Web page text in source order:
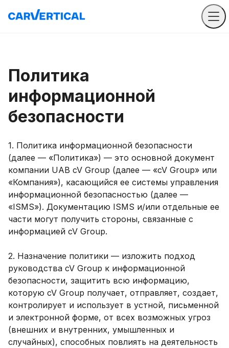
Политика
информационной
безопасности
1. Политика информационной безопасности
(далее — «Политика») — это основной документ
компании UAB cV Group (далее — «cV Group» или
«Компания»), касающийся ее системы управления
информационной безопасностью (далее —
«ISMS»). Документацию ISMS и/или отдельные ее
части могут получить стороны, связанные с
информацией cV Group.
2. Назначение политики — изложить подход
руководства cV Group к информационной
безопасности, защитить всю информацию,
которую cV Group получает, отправляет, создает,
контролирует и использует в устной, письменной
и электронной форме, от всех возможных угроз
(внешних и внутренних, умышленных и
случайных), способных повлиять на деятельность